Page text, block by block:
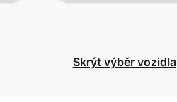
Skrýt výběr vozidla